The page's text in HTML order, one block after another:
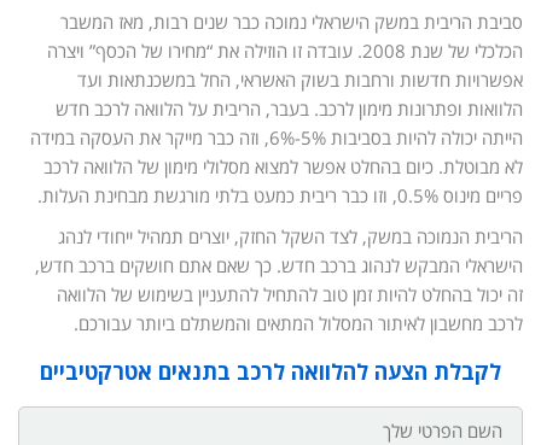
סביבת הריבית במשק הישראלי נמוכה כבר שנים רבות, מאז המשבר
הכלכלי של שנת 2008. עובדה זו הוזילה את “מחירו של הכסף” ויצרה
אפשרויות חדשות ורחבות בשוק האשראי, החל במשכנתאות ועד
הלוואות ופתרונות מימון לרכב. בעבר, הריבית על הלוואה לרכב חדש
הייתה יכולה להיות בסביבות 5%-6%, וזה כבר מייקר את העסקה במידה
לא מבוטלת. כיום בהחלט אפשר למצוא מסלולי מימון של הלוואה לרכב
פריים מינוס 0.5%, וזו כבר ריבית כמעט בלתי מורגשת מבחינת העלות.
הריבית הנמוכה במשק, לצד השקל החזק, יוצרים תמהיל ייחודי לנהג
הישראלי המבקש לנהוג ברכב חדש. כך שאם אתם חושקים ברכב חדש,
זה יכול בהחלט להיות זמן טוב להתחיל להתעניין בשימוש של הלוואה
לרכב מחשבון לאיתור המסלול המתאים והמשתלם ביותר עבורכם.
לקבלת הצעה להלוואה לרכב בתנאים אטרקטיביים
שם
פרטי